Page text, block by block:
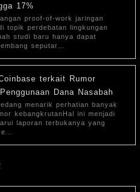
17%
proof-of-work jaringan
topik perdebatan lingkungan
studi baru hanya dapat
seputar…
terkait Rumor
Dana Nasabah
menarik perhatian banyak
kebangkrutanHal ini menjadi
laporan terbukanya yang